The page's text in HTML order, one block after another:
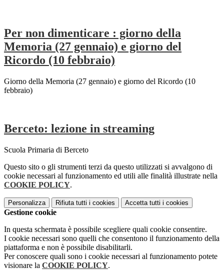
Per non dimenticare : giorno della
Memoria (27 gennaio) e giorno del
Ricordo (10 febbraio)
Giorno della Memoria (27 gennaio) e giorno del Ricordo (10
febbraio)
Berceto: lezione in streaming
Scuola Primaria di Berceto
Questo sito o gli strumenti terzi da questo utilizzati si avvalgono di
cookie necessari al funzionamento ed utili alle finalità illustrate nella
COOKIE POLICY.
Personalizza Rifiuta tutti i cookies Accetta tutti i cookies
Gestione cookie
In questa schermata è possibile scegliere quali cookie consentire.
I cookie necessari sono quelli che consentono il funzionamento della
piattaforma e non è possibile disabilitarli.
Per conoscere quali sono i cookie necessari al funzionamento potete
visionare la COOKIE POLICY.